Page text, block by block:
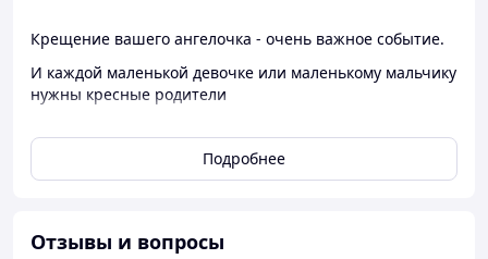
Крещение вашего ангелочка - очень важное событие.
И каждой маленькой девочке или маленькому мальчику
нужны кресные родители
идея пригласить друзей/родственников в кумовья
Размер приглатесительных в сложеном состоянии
глянцевой ламинацией
Подробнее
Отзывы и вопросы